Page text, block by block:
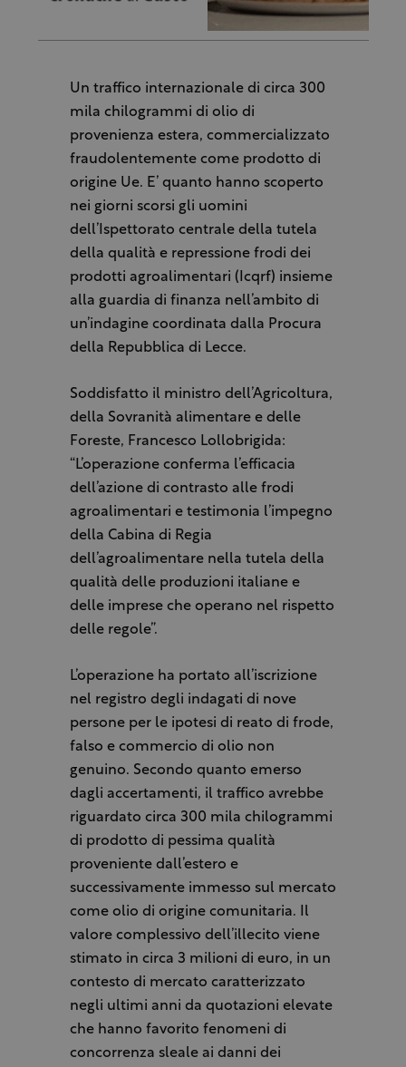
Un traffico internazionale di circa 300
mila chilogrammi di olio di
provenienza estera, commercializzato
fraudolentemente come prodotto di
origine Ue. E’ quanto hanno scoperto
nei giorni scorsi gli uomini
dell’Ispettorato centrale della tutela
della qualità e repressione frodi dei
prodotti agroalimentari (Icqrf) insieme
alla guardia di finanza nell’ambito di
un’indagine coordinata dalla Procura
della Repubblica di Lecce.
Soddisfatto il ministro dell’Agricoltura,
della Sovranità alimentare e delle
Foreste, Francesco Lollobrigida:
“L’operazione conferma l’efficacia
dell’azione di contrasto alle frodi
agroalimentari e testimonia l’impegno
della Cabina di Regia
dell’agroalimentare nella tutela della
qualità delle produzioni italiane e
delle imprese che operano nel rispetto
delle regole”.
L’operazione ha portato all’iscrizione
nel registro degli indagati di nove
persone per le ipotesi di reato di frode,
falso e commercio di olio non
genuino. Secondo quanto emerso
dagli accertamenti, il traffico avrebbe
riguardato circa 300 mila chilogrammi
di prodotto di pessima qualità
proveniente dall’estero e
successivamente immesso sul mercato
come olio di origine comunitaria. Il
valore complessivo dell’illecito viene
stimato in circa 3 milioni di euro, in un
contesto di mercato caratterizzato
negli ultimi anni da quotazioni elevate
che hanno favorito fenomeni di
concorrenza sleale ai danni dei